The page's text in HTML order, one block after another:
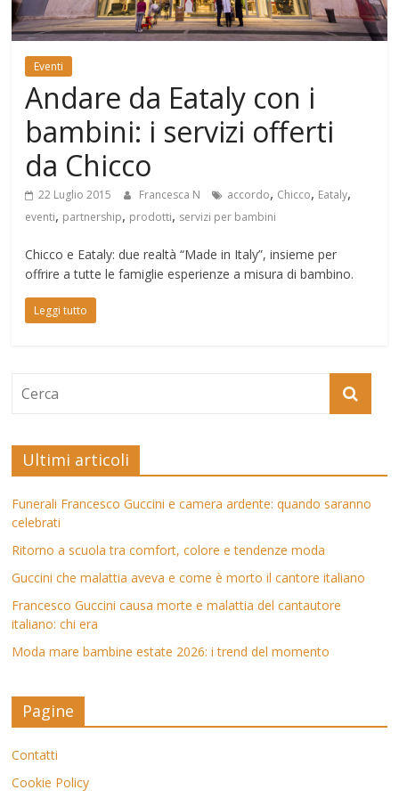
Mondo
Eventi
Andare da Eataly con i
bambini: i servizi offerti
da Chicco
22 Luglio 2015 Francesca N accordo, Chicco, Eataly,
eventi, partnership, prodotti, servizi per bambini
Chicco e Eataly: due realtà “Made in Italy”, insieme per
offrire a tutte le famiglie esperienze a misura di bambino.
Leggi tutto
Ultimi articoli
Funerali Francesco Guccini e camera ardente: quando saranno
celebrati
Ritorno a scuola tra comfort, colore e tendenze moda
Guccini che malattia aveva e come è morto il cantore italiano
Francesco Guccini causa morte e malattia del cantautore
italiano: chi era
Moda mare bambine estate 2026: i trend del momento
Pagine
Contatti
Cookie Policy